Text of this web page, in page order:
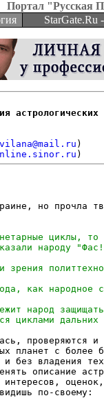
Портал "Русская
StarGate.Ru
астрологических
но прочла
проверяются и
планет с более
без владения
описание
интересов,
по-своему: